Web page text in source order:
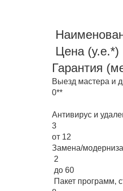
Цена (у.е.*)
Гарантия
Выезд мастера и
0**
Антивирус и
3
от 12
Замена/
2
до 60
Пакет программ,